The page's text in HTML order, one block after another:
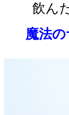
飲ん
魔法の